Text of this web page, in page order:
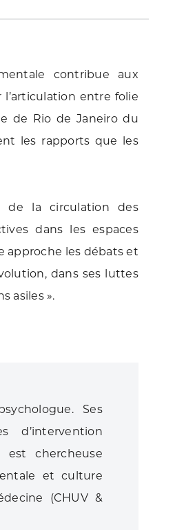
contribue aux
entre folie
de Rio de Janeiro du
les rapports que les
de la circulation des
dans les espaces
approche les débats et
dans ses luttes
asiles ».
Ses
d’intervention
est chercheuse
et culture
(CHUV &